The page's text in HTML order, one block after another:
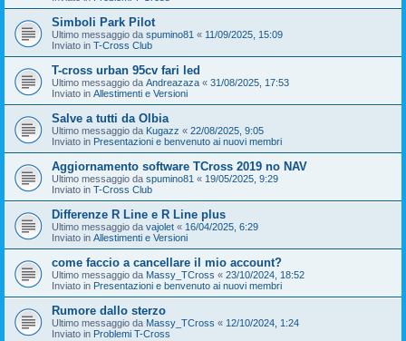
Simboli Park Pilot
Ultimo messaggio da spumino81 « 11/09/2025, 15:09
Inviato in T-Cross Club
T-cross urban 95cv fari led
Ultimo messaggio da Andreazaza « 31/08/2025, 17:53
Inviato in Allestimenti e Versioni
Salve a tutti da Olbia
Ultimo messaggio da Kugazz « 22/08/2025, 9:05
Inviato in Presentazioni e benvenuto ai nuovi membri
Aggiornamento software TCross 2019 no NAV
Ultimo messaggio da spumino81 « 19/05/2025, 9:29
Inviato in T-Cross Club
Differenze R Line e R Line plus
Ultimo messaggio da vajolet « 16/04/2025, 6:29
Inviato in Allestimenti e Versioni
come faccio a cancellare il mio account?
Ultimo messaggio da Massy_TCross « 23/10/2024, 18:52
Inviato in Presentazioni e benvenuto ai nuovi membri
Rumore dallo sterzo
Ultimo messaggio da Massy_TCross « 12/10/2024, 1:24
Inviato in Problemi T-Cross